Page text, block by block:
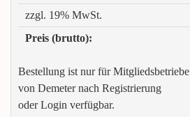
zzgl. 19% MwSt.
Preis (brutto):
Bestellung ist nur für Mitgliedsbetriebe
von Demeter nach Registrierung
oder Login verfügbar.